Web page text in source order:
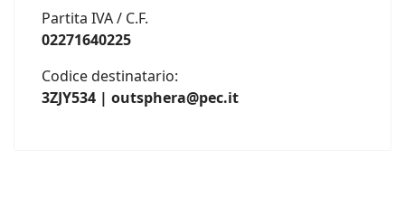
Partita IVA / C.F.
02271640225
Codice destinatario:
3ZJY534 | outsphera@pec.it